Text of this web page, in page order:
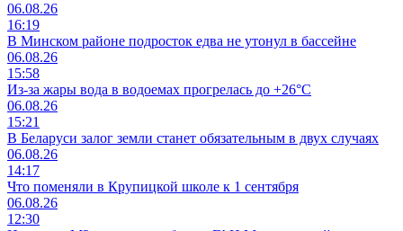
06.08.26
16:19
В Минском районе подросток едва не утонул в бассейне
06.08.26
15:58
Из-за жары вода в водоемах прогрелась до +26°C
06.08.26
15:21
В Беларуси залог земли станет обязательным в двух случаях
06.08.26
14:17
Что поменяли в Крупицкой школе к 1 сентября
06.08.26
12:30